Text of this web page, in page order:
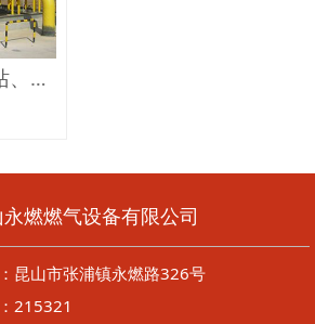
高中压计量撬装站、门站
永燃燃气设备有限公司
昆山市张浦镇永燃路326号
215321